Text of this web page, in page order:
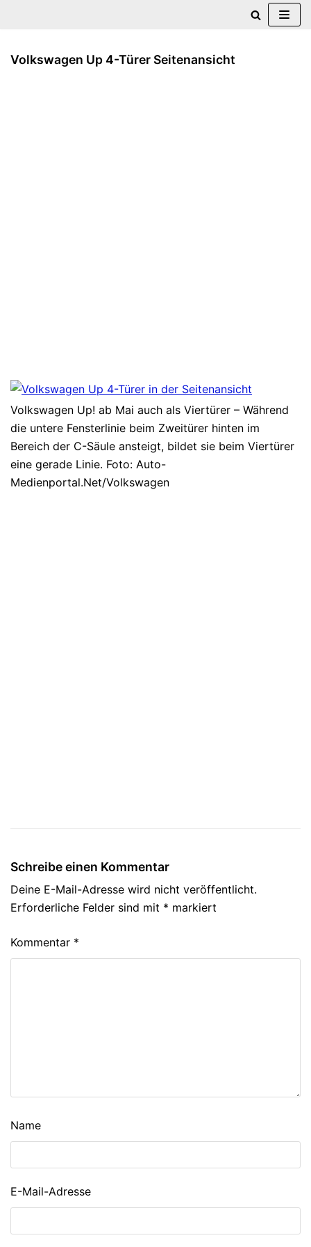
Inhalt
Volkswagen Up 4-Türer Seitenansicht
Volkswagen Up! ab Mai auch als Viertürer – Während
die untere Fensterlinie beim Zweitürer hinten im
Bereich der C-Säule ansteigt, bildet sie beim Viertürer
eine gerade Linie. Foto: Auto-
Medienportal.Net/Volkswagen
Schreibe einen Kommentar
Deine E-Mail-Adresse wird nicht veröffentlicht.
Erforderliche Felder sind mit * markiert
Kommentar *
Name
E-Mail-Adresse